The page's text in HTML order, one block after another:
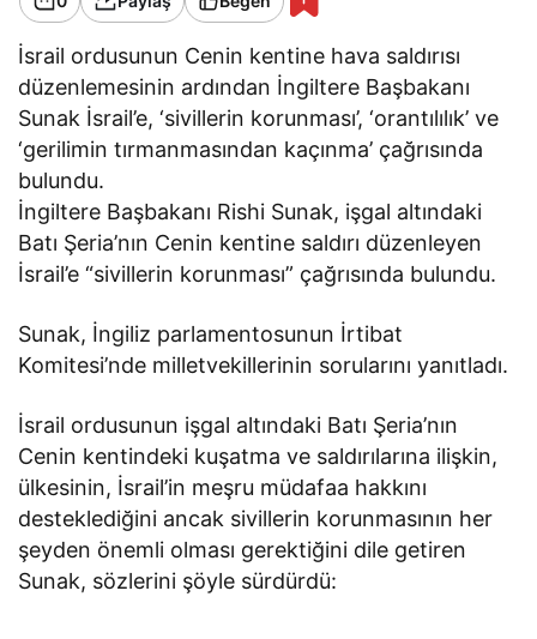
İsrail ordusunun Cenin kentine hava saldırısı
düzenlemesinin ardından İngiltere Başbakanı
Sunak İsrail’e, ‘sivillerin korunması’, ‘orantılılık’ ve
‘gerilimin tırmanmasından kaçınma’ çağrısında
bulundu.
İngiltere Başbakanı Rishi Sunak, işgal altındaki
Batı Şeria’nın Cenin kentine saldırı düzenleyen
İsrail’e “sivillerin korunması” çağrısında bulundu.
Sunak, İngiliz parlamentosunun İrtibat
Komitesi’nde milletvekillerinin sorularını yanıtladı.
İsrail ordusunun işgal altındaki Batı Şeria’nın
Cenin kentindeki kuşatma ve saldırılarına ilişkin,
ülkesinin, İsrail’in meşru müdafaa hakkını
desteklediğini ancak sivillerin korunmasının her
şeyden önemli olması gerektiğini dile getiren
Sunak, sözlerini şöyle sürdürdü: